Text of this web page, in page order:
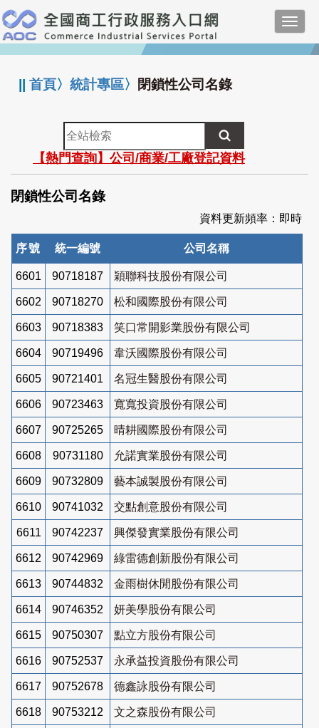
跳
到
主
要
:::
||首頁〉統計專區〉 閉鎖性公司名錄
全
站
檢
索
【熱門查詢】公司/商業/工廠登記資料
閉鎖性公司名錄
資料更新頻率：即時
序號 統一編號 公司名稱
6601 90718187 穎聯科技股份有限公司
6602 90718270 松和國際股份有限公司
6603 90718383 笑口常開影業股份有限公司
6604 90719496 韋沃國際股份有限公司
6605 90721401 名冠生醫股份有限公司
6606 90723463 寬寬投資股份有限公司
6607 90725265 晴耕國際股份有限公司
6608 90731180 允諾實業股份有限公司
6609 90732809 藝本誠製股份有限公司
6610 90741032 交點創意股份有限公司
6611 90742237 興傑發實業股份有限公司
6612 90742969 綠雷德創新股份有限公司
6613 90744832 金雨樹休閒股份有限公司
6614 90746352 妍美學股份有限公司
6615 90750307 點立方股份有限公司
6616 90752537 永承益投資股份有限公司
6617 90752678 德鑫詠股份有限公司
6618 90753212 文之森股份有限公司